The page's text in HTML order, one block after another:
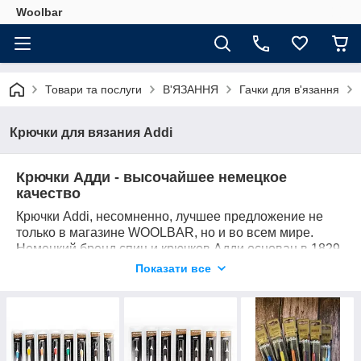
Woolbar
Товари та послуги В'ЯЗАННЯ Гачки для в'язання
Крючки для вязания Addi
Крючки Адди - высочайшее немецкое
качество
Крючки Addi, несомненно, лучшее предложение не
только в магазине WOOLBAR, но и во всем мире.
Немецкий бренд спиц и крючков Адди основан в 1829
году и гордится своей 190-летней историей. 6
конечно, знают как порадовать даже самых
привередливых рукодельниц. Несмотря на
всемирную глобализацию, бренд Адди гордится тем,
что 93% его продукции производится в Германии в г.
Показати все